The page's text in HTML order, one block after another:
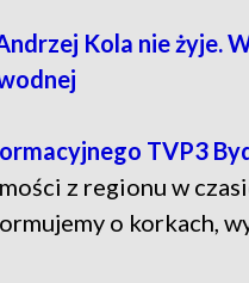
Kola nie żyje.
TVP3
z regionu w
o korkach,